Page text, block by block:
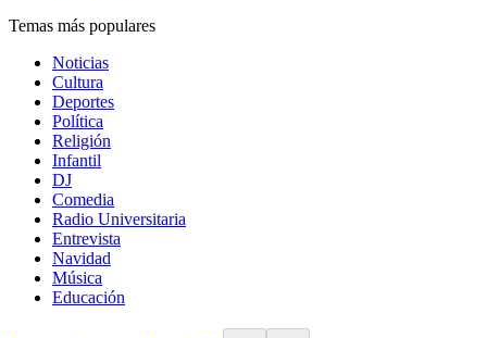
Temas más populares
Noticias
Cultura
Deportes
Política
Religión
Infantil
DJ
Comedia
Radio Universitaria
Entrevista
Navidad
Música
Educación